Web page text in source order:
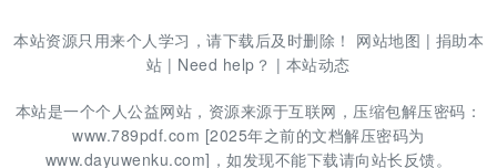
本站资源只用来个人学习，请下载后及时删除！ 网站地图 | 捐助本
站 | Need help？ | 本站动态
本站是一个个人公益网站，资源来源于互联网，压缩包解压密码：
www.789pdf.com [2025年之前的文档解压密码为
www.dayuwenku.com]，如发现不能下载请向站长反馈。